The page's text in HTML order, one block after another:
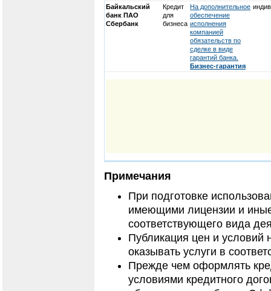
Байкальский
банк ПАО
Сбербанк
Кредит
для
бизнеса
На дополнительное
обеспечение
исполнения
компанией
обязательств по
сделке в виде
гарантий банка.
Бизнес-гарантия
Примечания
При подготовке
имеющими лицензии и
соответствующего вида
Публикация цен и условий
оказывать услуги в
Прежде чем оформлять
условиями кредитного